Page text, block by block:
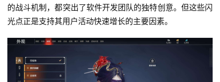
的战斗机制，都突出了软件开发团队的独特创意。但这些闪
光点正是支持其用户活动快速增长的主要因素。